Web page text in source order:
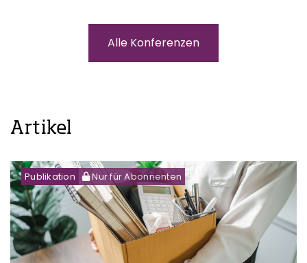
Alle Konferenzen
Artikel
Publikation Nur für Abonnenten